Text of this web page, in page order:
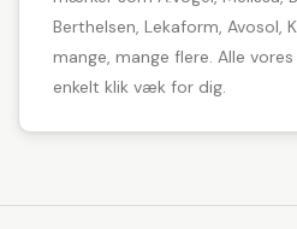
Berthelsen, Lekaform, Avosol,
mange, mange flere. Alle
enkelt klik væk for dig.